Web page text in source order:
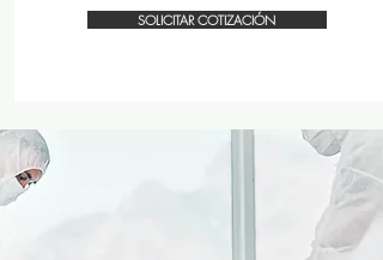
SOLICITAR COTIZACIÓN